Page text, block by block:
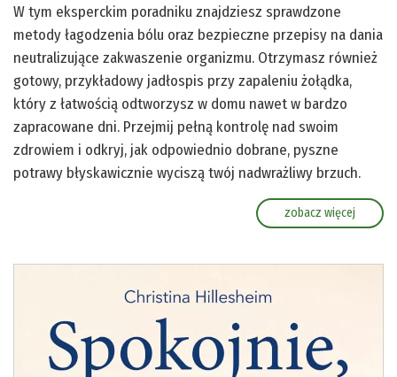
W tym eksperckim poradniku znajdziesz sprawdzone
metody łagodzenia bólu oraz bezpieczne przepisy na dania
neutralizujące zakwaszenie organizmu. Otrzymasz również
gotowy, przykładowy jadłospis przy zapaleniu żołądka,
który z łatwością odtworzysz w domu nawet w bardzo
zapracowane dni. Przejmij pełną kontrolę nad swoim
zdrowiem i odkryj, jak odpowiednio dobrane, pyszne
potrawy błyskawicznie wyciszą twój nadwrażliwy brzuch.
zobacz więcej